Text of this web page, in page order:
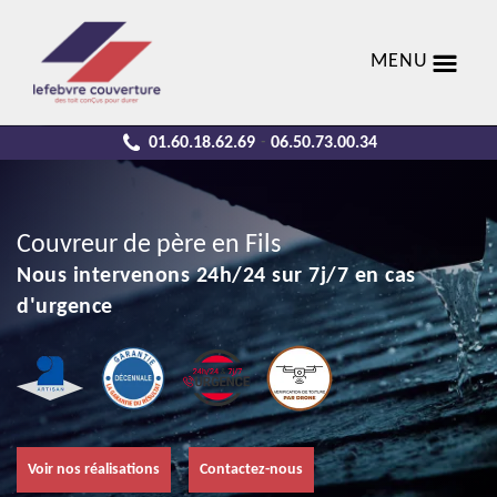
MENU
01.60.18.62.69 - 06.50.73.00.34
Couvreur de père en Fils
Nous intervenons 24h/24 sur 7j/7 en cas
d'urgence
Voir nos réalisations Contactez-nous